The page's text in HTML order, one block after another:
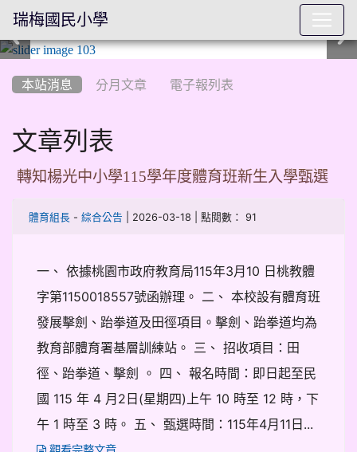
本站消息 分月文章 電子報列表
文章列表
轉知楊光中小學115學年度體育班新生入學甄選
體育組長 - 綜合公告 | 2026-03-18 | 點閱數： 91
一、 依據桃園市政府教育局115年3月10 日桃教體
字第1150018557號函辦理。 二、 本校設有體育班
發展擊劍、跆拳道及田徑項目。擊劍、跆拳道均為
教育部體育署基層訓練站。 三、 招收項目：田
徑、跆拳道、擊劍 。 四、 報名時間：即日起至民
國 115 年 4 月2日(星期四)上午 10 時至 12 時，下
午 1 時至 3 時。 五、 甄選時間：115年4月11日...
瑞梅國民小學